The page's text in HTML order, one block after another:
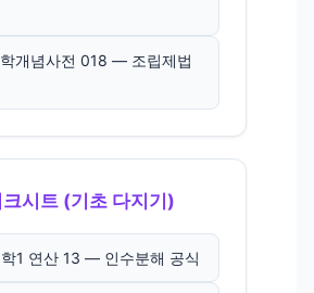
개념사전 018 — 조립제법
시트 (기초 다지기)
1 연산 13 — 인수분해 공식